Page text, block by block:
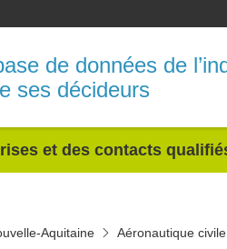
de données de
ses décideurs
et des contacts
Aquitaine
Aéronautique